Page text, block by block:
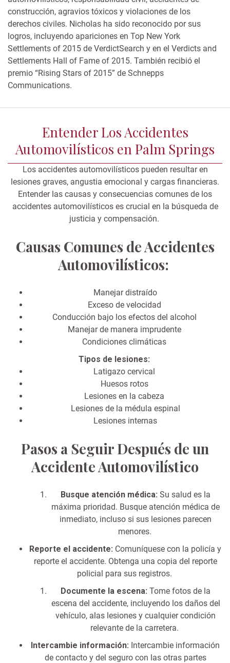
construcción, agravios tóxicos y violaciones de los
derechos civiles. Nicholas ha sido reconocido por sus
logros, incluyendo apariciones en Top New York
Settlements of 2015 de VerdictSearch y en el Verdicts and
Settlements Hall of Fame of 2015. También recibió el
premio “Rising Stars of 2015” de Schnepps
Communications.
Entender Los Accidentes
Automovilísticos en Palm Springs
Los accidentes automovilísticos pueden resultar en
lesiones graves, angustia emocional y cargas financieras.
Entender las causas y consecuencias comunes de los
accidentes automovilísticos es crucial en la búsqueda de
justicia y compensación.
Causas Comunes de Accidentes
Automovilísticos:
Manejar distraído
Exceso de velocidad
Conducción bajo los efectos del alcohol
Manejar de manera imprudente
Condiciones climáticas
Tipos de lesiones:
Latigazo cervical
Huesos rotos
Lesiones en la cabeza
Lesiones de la médula espinal
Lesiones internas
Pasos a Seguir Después de un
Accidente Automovilístico
Busque atención médica: Su salud es la
máxima prioridad. Busque atención médica de
inmediato, incluso si sus lesiones parecen
menores.
Reporte el accidente: Comuníquese con la policía y
reporte el accidente. Obtenga una copia del reporte
policial para sus registros.
Documente la escena: Tome fotos de la
escena del accidente, incluyendo los daños del
vehículo, alas lesiones y cualquier condición
relevante de la carretera.
Intercambie información: Intercambie información
de contacto y del seguro con las otras partes